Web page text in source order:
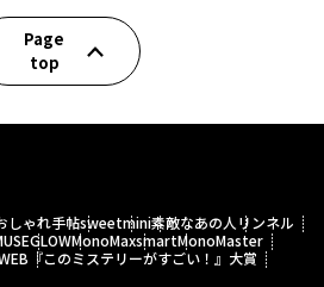
Page
top
しゃれ手帖sweetmini素敵なあの人 リンネル
GLOWMonoMaxsmartMonoMaster
『このミステリーがすごい！』大賞